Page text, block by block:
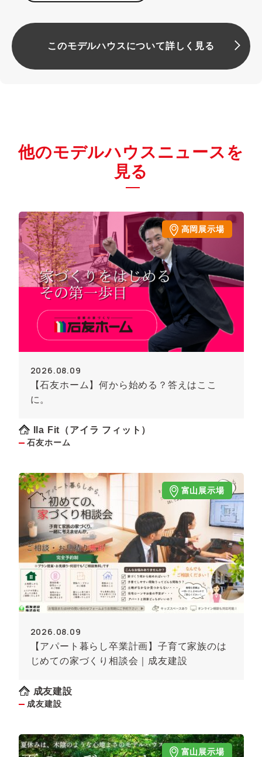
このモデルハウスについて詳しく見る
他のモデルハウスニュースを
見る
高岡展示場
2026.08.09
【石友ホーム】何から始める？答えはここ
に。
Ila Fit（アイラ フィット）
石友ホーム
富山展示場
2026.08.09
【アパート暮らし卒業計画】子育て家族のは
じめての家づくり相談会｜成友建設
成友建設
成友建設
富山展示場